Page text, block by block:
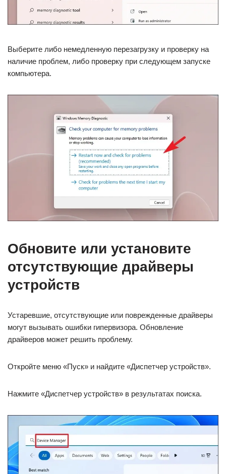
Выберите либо немедленную перезагрузку и проверку на
наличие проблем, либо проверку при следующем запуске
компьютера.
Обновите или установите
отсутствующие драйверы
устройств
Устаревшие, отсутствующие или поврежденные драйверы
могут вызывать ошибки гипервизора. Обновление
драйверов может решить проблему.
Откройте меню «Пуск» и найдите «Диспетчер устройств».
Нажмите «Диспетчер устройств» в результатах поиска.